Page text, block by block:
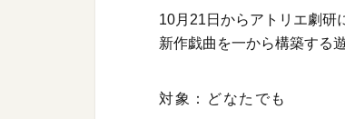
10月21日からアトリエ劇研
新作戯曲を一から構築する
対象：どなたでも